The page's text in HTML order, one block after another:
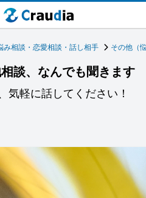
み相談・恋愛相談・話し相手 その他（
談、なんでも聞きます
気軽に話してください！